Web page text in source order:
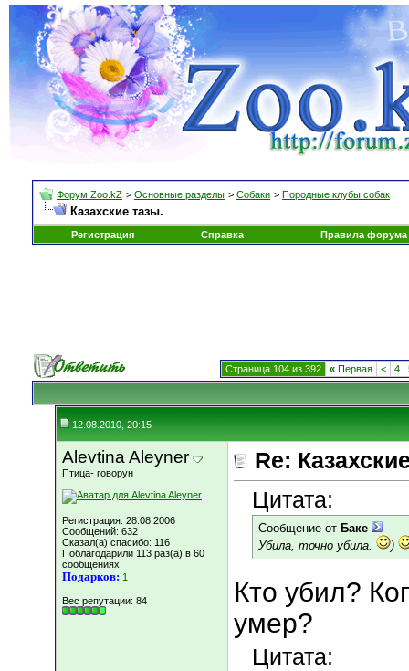
Форум Zoo.kZ > Основные разделы > Собаки > Породные клубы собак
Казахские тазы.
Регистрация Справка Правила форума
Страница 104 из 392 « Первая < 4
12.08.2010, 20:15
Alevtina Aleyner
Птица- говорун
Регистрация: 28.08.2006
Сообщений: 632
Сказал(а) спасибо: 116
Поблагодарили 113 раз(а) в 60
сообщениях
Подарков: 1
Вес репутации: 84
Re:
Цитата:
Сообщение от Баке
Убила, точно убила.
)
Кто убил?
умер?
Цитата: